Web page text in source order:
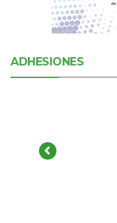
ADHESIONES